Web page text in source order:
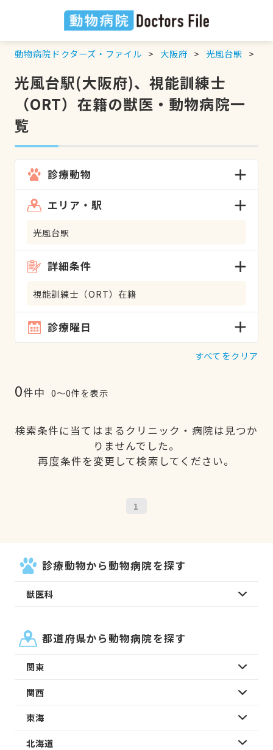
動物病院ドクターズ・ファイル 大阪府 光風台駅
光風台駅(大阪府)、視能訓練士
（ORT）在籍の獣医・動物病院一
覧
診療動物
エリア・駅
光風台駅
詳細条件
視能訓練士（ORT）在籍
診療曜日
すべてをクリア
0件中 0〜0件を表示
検索条件に当てはまるクリニック・病院は見つか
りませんでした。
再度条件を変更して検索してください。
1
診療動物から動物病院を探す
獣医科
都道府県から動物病院を探す
関東
関西
東海
北海道